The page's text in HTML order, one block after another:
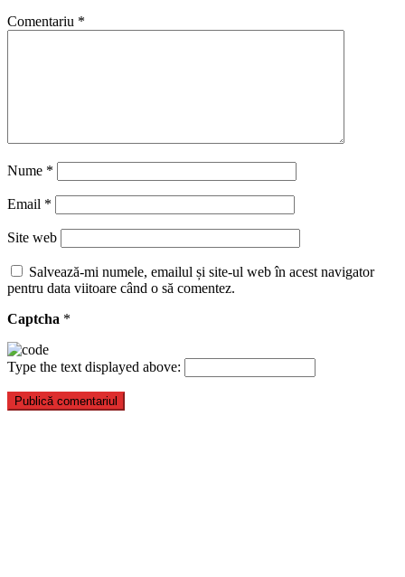
Comentariu *
Nume *
Email *
Site web
Salvează-mi numele, emailul și site-ul web în acest navigator
pentru data viitoare când o să comentez.
Captcha *
Type the text displayed above: